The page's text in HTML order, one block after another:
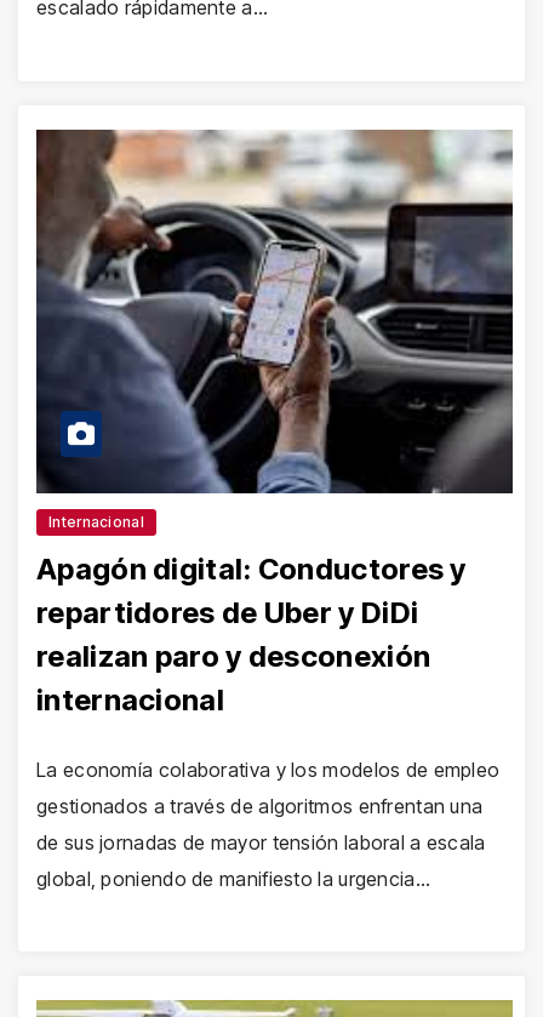
escalado rápidamente a…
Internacional
Apagón digital: Conductores y
repartidores de Uber y DiDi
realizan paro y desconexión
internacional
La economía colaborativa y los modelos de empleo
gestionados a través de algoritmos enfrentan una
de sus jornadas de mayor tensión laboral a escala
global, poniendo de manifiesto la urgencia…